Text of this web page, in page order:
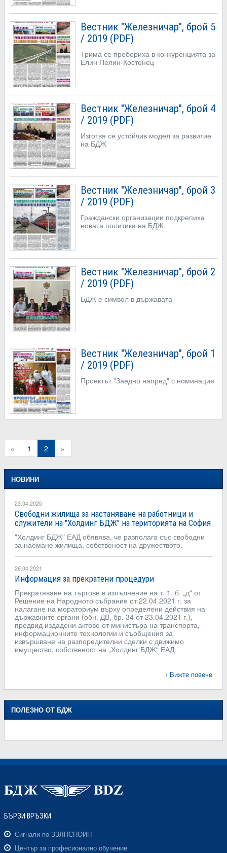
Вестник "Железничар", брой 5
/ 2019 (PDF)
Трима се пребориха в конкуренцията за
Елин Пелин-Костенец
Вестник "Железничар", брой 4
/ 2019 (PDF)
Изготвя се устойчив модел за развитие
на БДЖ
Вестник "Железничар", брой 3
/ 2019 (PDF)
Граждански организации подкрепиха
новата политика на БДЖ
Вестник "Железничар", брой 2
/ 2019 (PDF)
БДЖ е символ в държавата
Вестник "Железничар", брой 1
/ 2019 (PDF)
Проектът "Заедно напред" с номинация
« 1 2 »
НОВИНИ
23.04.2025
Свободни жилища за настаняване на работници и
служители на "Холдинг БДЖ" на територията на София
"Холдинг БДЖ" ЕАД обявява, че разполага със свободни
за наемане жилища, собственост на дружеството.
26.04.2021
Информация за прекратени процедури
Прекратяване на търгове в изпълнение на т. 1, б. „д“ от
Решение на Народното събрание от 22.04.2021 г. за
налагане на мораториум върху определени действия на
държавните органи (обн. ДВ, бр. 34 от 23.04.2021 г.),
предвид издадени актове от министъра на транспорта,
информационните технологии и съобщения за
извършване на разпоредителни сделки с движимо
имущество, собственост на „Холдинг БДЖ“ ЕАД.
Вижте повече
ПОЛЕЗНО ОТ БДЖ
БЪРЗИ ВРЪЗКИ
Сигнали по ЗЗЛПСПОИН
Център за професионално обучение